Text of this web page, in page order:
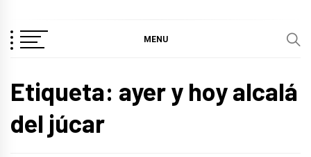
MENU
Etiqueta: ayer y hoy alcalá
del júcar